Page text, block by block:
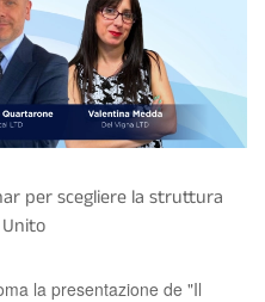
per scegliere la struttura
la presentazione de "Il